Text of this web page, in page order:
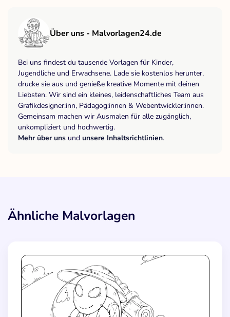
Über uns - Malvorlagen24.de
Bei uns findest du tausende Vorlagen für Kinder,
Jugendliche und Erwachsene. Lade sie kostenlos herunter,
drucke sie aus und genieße kreative Momente mit deinen
Liebsten. Wir sind ein kleines, leidenschaftliches Team aus
Grafikdesigner:inn, Pädagog:innen & Webentwickler:innen.
Gemeinsam machen wir Ausmalen für alle zugänglich,
unkompliziert und hochwertig.
Mehr über uns und unsere Inhaltsrichtlinien.
Ähnliche Malvorlagen